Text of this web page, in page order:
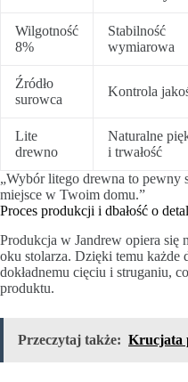
Wilgotność
8%
Stabilność
wymiarowa
Źródło
surowca
Kontrola
Lite
drewno
Naturalne
i trwałość
„Wybór litego drewna to pewny
miejsce w Twoim domu.”
Proces produkcji i dbałość o
Produkcja w Jandrew opiera się
oku stolarza. Dzięki temu każde
dokładnemu cięciu i struganiu,
produktu.
Przeczytaj także: Krucjata